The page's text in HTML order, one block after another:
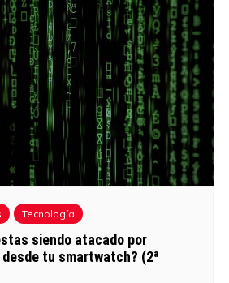
Tecnología
siendo atacado por
tu smartwatch? (2ª